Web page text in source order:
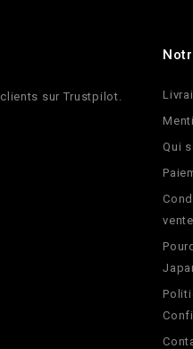
sur Trustpilot.
Qui
vente